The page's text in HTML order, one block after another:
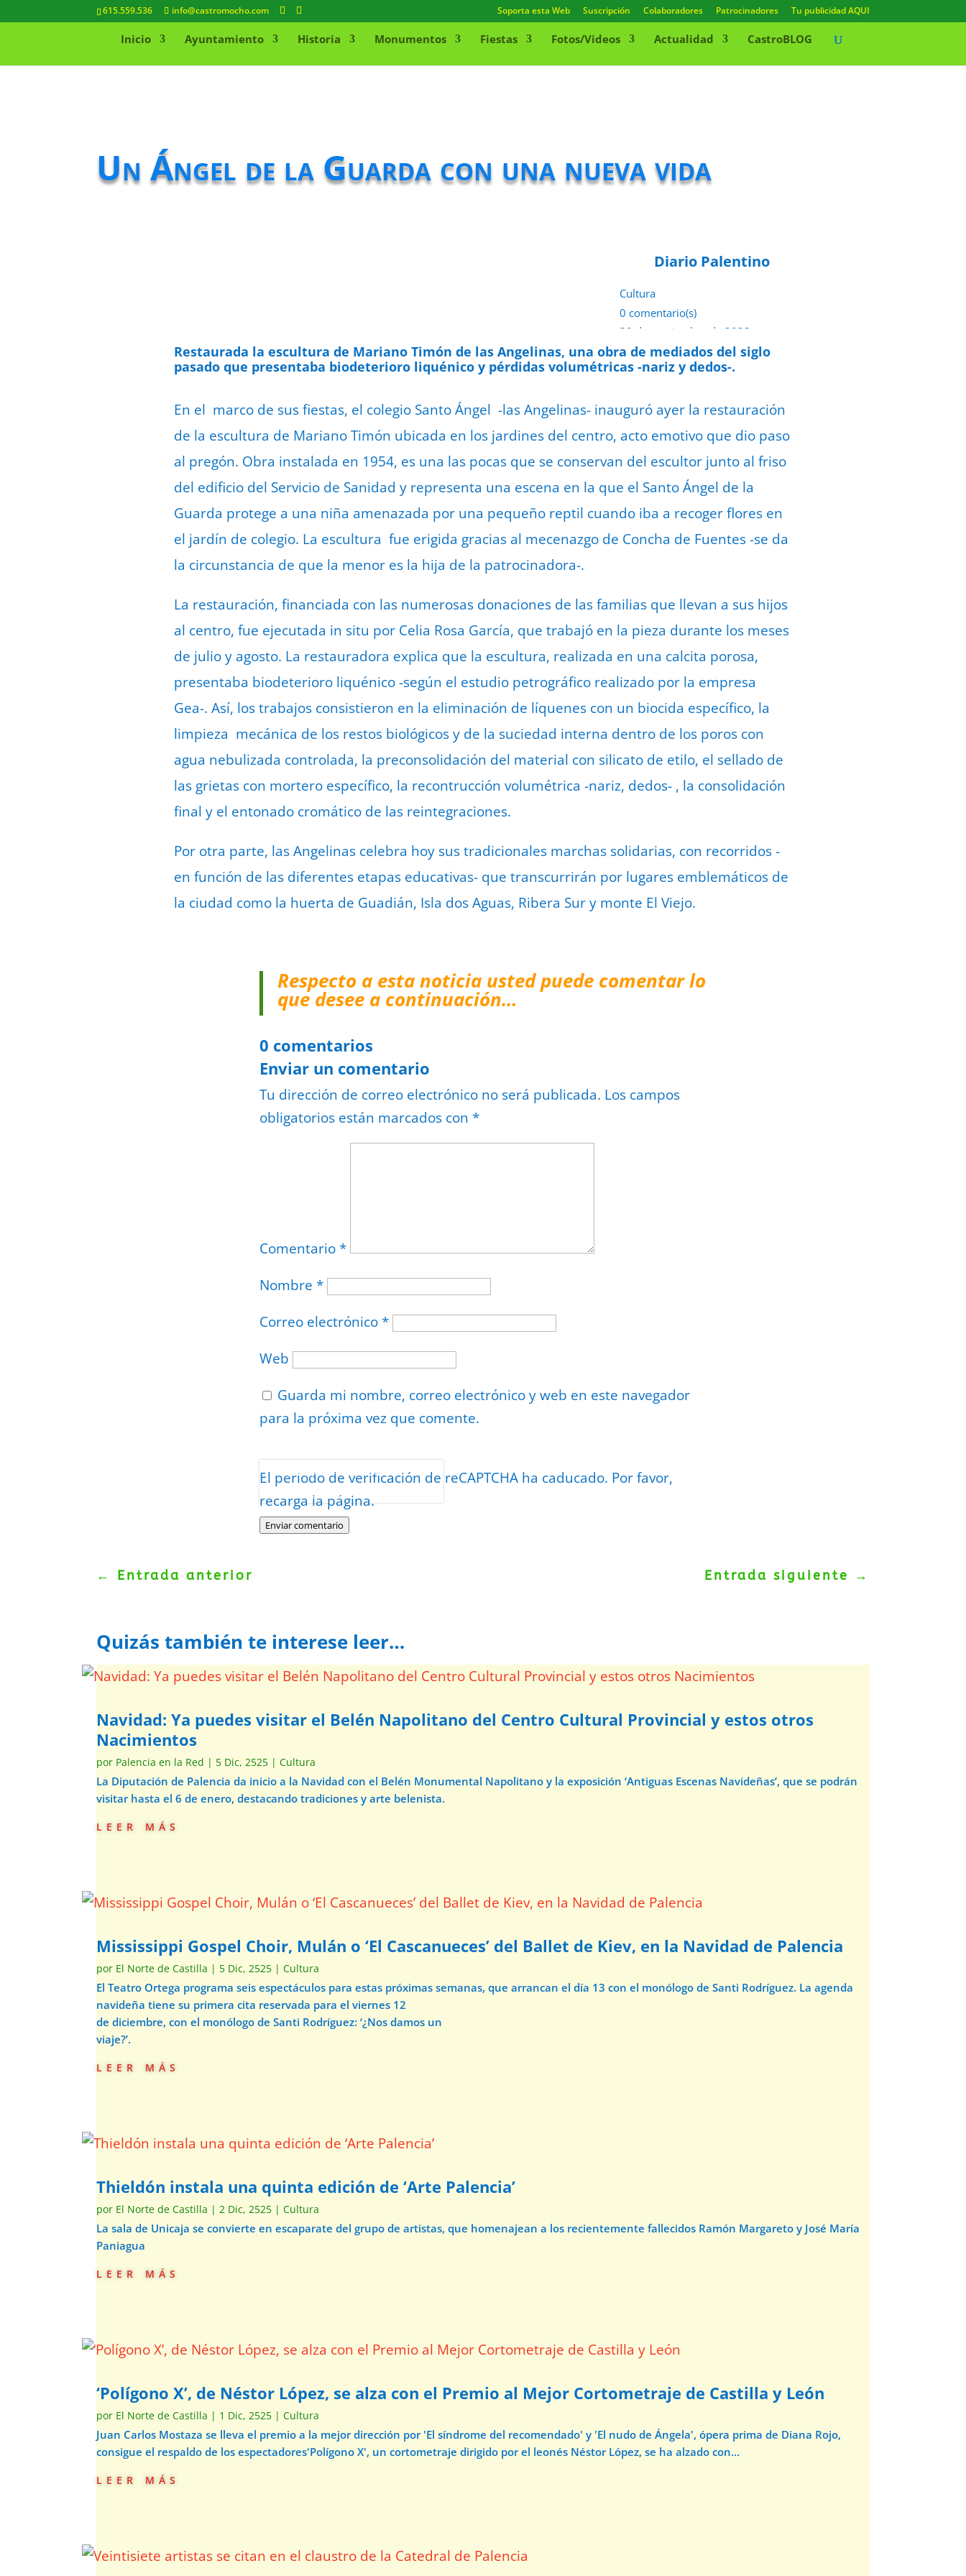
615.559.536 info@castromocho.com Soporta esta Web Suscripción Colaboradores Patrocinadores Tu publicidad AQUI
Inicio Ayuntamiento Historia Monumentos Fiestas Fotos/Videos Actualidad CastroBLOG
Un Ángel de la Guarda con una nueva vida
Diario Palentino
Cultura
0 comentario(s)
30 de septiembre de 2022
Restaurada la escultura de Mariano Timón de las Angelinas, una obra de mediados del siglo
pasado que presentaba biodeterioro liquénico y pérdidas volumétricas -nariz y dedos-.
En el marco de sus fiestas, el colegio Santo Ángel -las Angelinas- inauguró ayer la restauración
de la escultura de Mariano Timón ubicada en los jardines del centro, acto emotivo que dio paso
al pregón. Obra instalada en 1954, es una las pocas que se conservan del escultor junto al friso
del edificio del Servicio de Sanidad y representa una escena en la que el Santo Ángel de la
Guarda protege a una niña amenazada por una pequeño reptil cuando iba a recoger flores en
el jardín de colegio. La escultura fue erigida gracias al mecenazgo de Concha de Fuentes -se da
la circunstancia de que la menor es la hija de la patrocinadora-.
La restauración, financiada con las numerosas donaciones de las familias que llevan a sus hijos
al centro, fue ejecutada in situ por Celia Rosa García, que trabajó en la pieza durante los meses
de julio y agosto. La restauradora explica que la escultura, realizada en una calcita porosa,
presentaba biodeterioro liquénico -según el estudio petrográfico realizado por la empresa
Gea-. Así, los trabajos consistieron en la eliminación de líquenes con un biocida específico, la
limpieza mecánica de los restos biológicos y de la suciedad interna dentro de los poros con
agua nebulizada controlada, la preconsolidación del material con silicato de etilo, el sellado de
las grietas con mortero específico, la recontrucción volumétrica -nariz, dedos- , la consolidación
final y el entonado cromático de las reintegraciones.
Por otra parte, las Angelinas celebra hoy sus tradicionales marchas solidarias, con recorridos -
en función de las diferentes etapas educativas- que transcurrirán por lugares emblemáticos de
la ciudad como la huerta de Guadián, Isla dos Aguas, Ribera Sur y monte El Viejo.
Respecto a esta noticia usted puede comentar lo
que desee a continuación…
0 comentarios
Enviar un comentario
Tu dirección de correo electrónico no será publicada. Los campos
obligatorios están marcados con *
Comentario *
Nombre *
Correo electrónico *
Web
Guarda mi nombre, correo electrónico y web en este navegador
para la próxima vez que comente.
El periodo de verificación de reCAPTCHA ha caducado. Por favor,
recarga la página.
Enviar comentario
Protegidos por reCAPTCHA
Términos
← Entrada anterior Entrada siguiente →
Quizás también te interese leer…
Navidad: Ya puedes visitar el Belén Napolitano del Centro Cultural Provincial y estos otros
Nacimientos
por Palencia en la Red | 5 Dic, 2525 |Cultura
La Diputación de Palencia da inicio a la Navidad con el Belén Monumental Napolitano y la exposición ‘Antiguas Escenas Navideñas’, que se podrán
visitar hasta el 6 de enero, destacando tradiciones y arte belenista.
leer más
Mississippi Gospel Choir, Mulán o ‘El Cascanueces’ del Ballet de Kiev, en la Navidad de Palencia
por El Norte de Castilla | 5 Dic, 2525 |Cultura
El Teatro Ortega programa seis espectáculos para estas próximas semanas, que arrancan el día 13 con el monólogo de Santi Rodríguez. La agenda
navideña tiene su primera cita reservada para el viernes 12
de diciembre, con el monólogo de Santi Rodríguez: ‘¿Nos damos un
viaje?’.
leer más
Thieldón instala una quinta edición de ‘Arte Palencia’
por El Norte de Castilla |2 Dic, 2525 |Cultura
La sala de Unicaja se convierte en escaparate del grupo de artistas, que homenajean a los recientemente fallecidos Ramón Margareto y José María
Paniagua
leer más
‘Polígono X’, de Néstor López, se alza con el Premio al Mejor Cortometraje de Castilla y León
por El Norte de Castilla | 1 Dic, 2525 |Cultura
Juan Carlos Mostaza se lleva el premio a la mejor dirección por 'El síndrome del recomendado' y 'El nudo de Ángela', ópera prima de Diana Rojo,
consigue el respaldo de los espectadores'Polígono X', un cortometraje dirigido por el leonés Néstor López, se ha alzado con...
leer más